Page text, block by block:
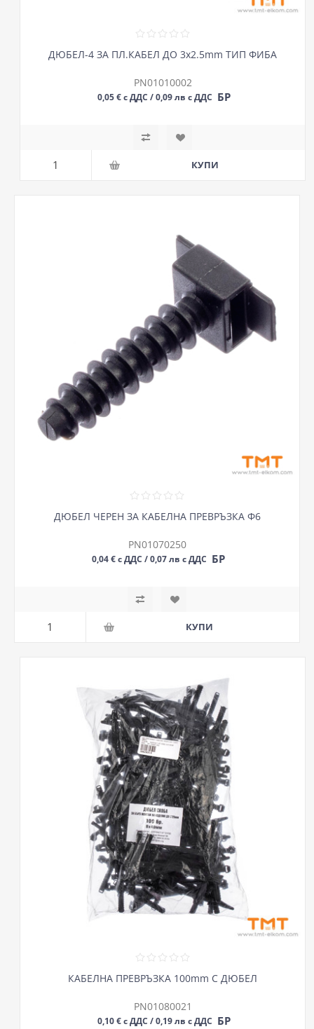
ДЮБЕЛ-4 ЗА ПЛ.КАБЕЛ ДО 3х2.5mm ТИП ФИБА
PN01010002
0,05 € с ДДС / 0,09 лв с ДДС БР
ДЮБЕЛ ЧЕРЕН ЗА КАБЕЛНА ПРЕВРЪЗКА Ф6
PN01070250
0,04 € с ДДС / 0,07 лв с ДДС БР
КАБЕЛНА ПРЕВРЪЗКА 100mm С ДЮБЕЛ
PN01080021
0,10 € с ДДС / 0,19 лв с ДДС БР